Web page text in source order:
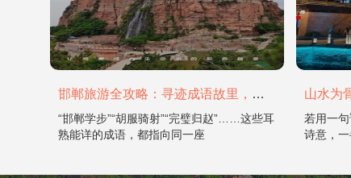
邯郸旅游全攻略：寻迹成语故里，邂逅太行古韵
“邯郸学步”“胡服骑射”“完璧归赵”……这些耳
熟能详的成语，都指向同一座
若用一
诗意，